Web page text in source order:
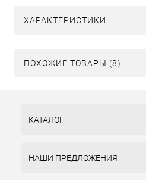
ХАРАКТЕРИСТИКИ
ПОХОЖИЕ ТОВАРЫ (8)
КАТАЛОГ
НАШИ ПРЕДЛОЖЕНИЯ